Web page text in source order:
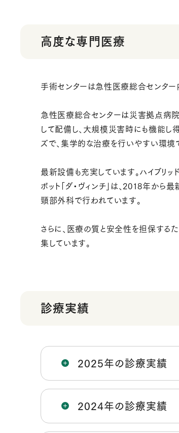
高度な専門医療
手術センターは急性医療総合センター
急性医療総合センターは災害拠点病院
して配備し、大規模災害時にも機能し
ズで、集学的な治療を行いやすい環境
最新設備も充実しています。ハイブ
ボット「ダ・ヴィンチ」は、2018年か
頸部外科で行われています。
さらに、医療の質と安全性を担保する
集しています。
診療実績
2025年の診療実績
2024年の診療実績